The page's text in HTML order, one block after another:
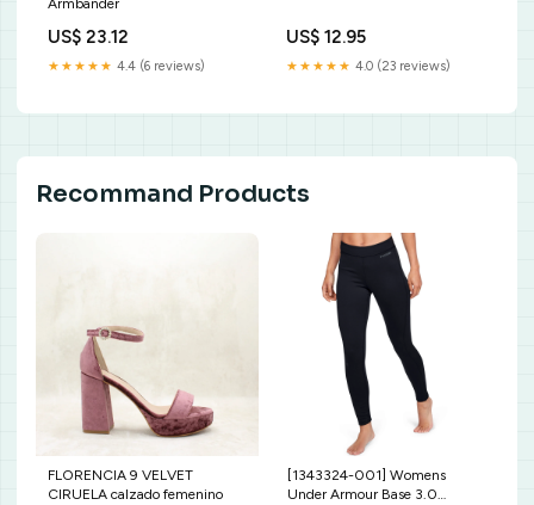
Armbänder
US$ 23.12
★★★★★ 4.4 (6 reviews)
US$ 12.95
★★★★★ 4.0 (23 reviews)
Recommand Products
FLORENCIA 9 VELVET
CIRUELA calzado femenino
[1343324-001] Womens
Under Armour Base 3.0